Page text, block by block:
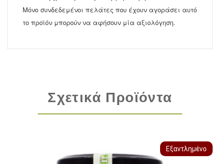
Μόνο συνδεδεμένοι πελάτες που έχουν αγοράσει αυτό
το προϊόν μπορούν να αφήσουν μία αξιολόγηση.
Σχετικά Προϊόντα
Εξαντλημένο